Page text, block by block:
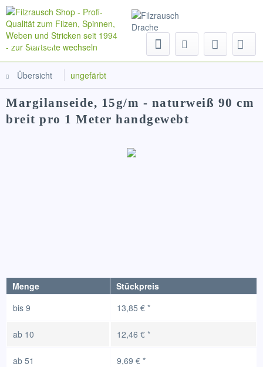
Menü
Übersicht ungefärbt
Margilanseide, 15g/m - naturweiß 90 cm
breit pro 1 Meter handgewebt
Menge
Stückpreis
bis 9 13,85 € *
ab 10 12,46 € *
ab 51 9,69 € *